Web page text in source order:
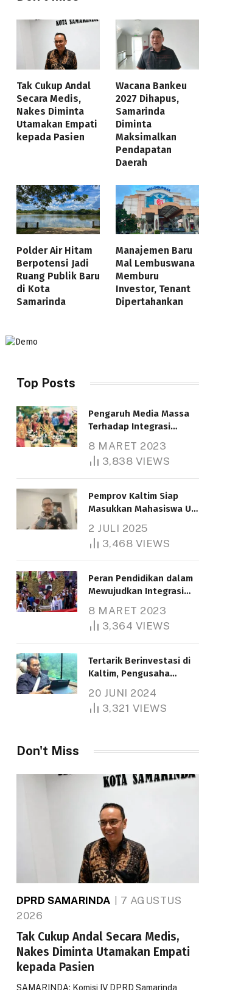
Tak Cukup Andal
Secara Medis,
Nakes Diminta
Utamakan Empati
kepada Pasien
Wacana Bankeu
2027 Dihapus,
Samarinda
Diminta
Maksimalkan
Pendapatan
Daerah
Polder Air Hitam
Berpotensi Jadi
Ruang Publik Baru
di Kota
Samarinda
Manajemen Baru
Mal Lembuswana
Memburu
Investor, Tenant
Dipertahankan
Top Posts
Pengaruh Media Massa
Terhadap Integrasi
8 MARET 2023
3,838 VIEWS
Pemprov Kaltim Siap
Masukkan Mahasiswa UT
Bantuan Pendidikan
Gratispol
2 JULI 2025
3,468 VIEWS
Peran Pendidikan dalam
Mewujudkan Integrasi
8 MARET 2023
3,364 VIEWS
Tertarik Berinvestasi di
Kaltim, Pengusaha
1.000 Hektare
20 JUNI 2024
3,321 VIEWS
Don't Miss
DPRD SAMARINDA
7 AGUSTUS
2026
Tak Cukup Andal Secara Medis,
Nakes Diminta Utamakan Empati
kepada Pasien
SAMARINDA: Komisi IV DPRD Samarinda